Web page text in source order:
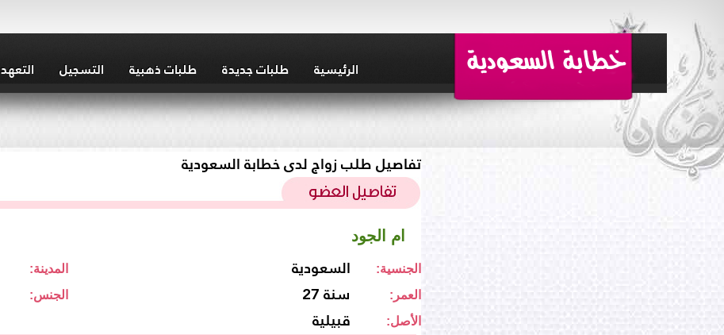
الرئيسية طلبات جديدة طلبات ذهبية التسجيل التعهد
تفاصيل طلب زواج لدى خطابة السعودية
ام الجود
المدينة: السعودية الجنسية:
الجنس: 27 سنة العمر:
قبيلية الأصل: